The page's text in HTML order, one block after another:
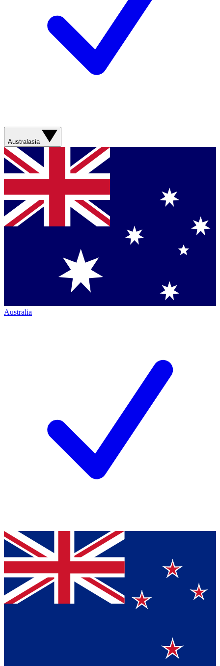
Australasia
Australia